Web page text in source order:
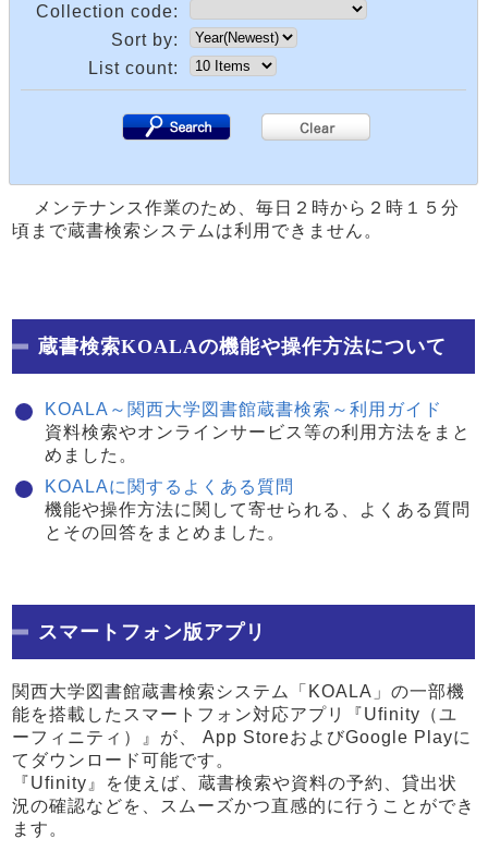
Collection code:
Sort by:
List count:
メンテナンス作業のため、毎日２時から２時１５分
頃まで蔵書検索システムは利用できません。
蔵書検索KOALAの機能や操作方法について
KOALA～関西大学図書館蔵書検索～利用ガイド
資料検索やオンラインサービス等の利用方法をまと
めました。
KOALAに関するよくある質問
機能や操作方法に関して寄せられる、よくある質問
とその回答をまとめました。
スマートフォン版アプリ
関西大学図書館蔵書検索システム「KOALA」の一部機
能を搭載したスマートフォン対応アプリ『Ufinity（ユ
ーフィニティ）』が、 App StoreおよびGoogle Playに
てダウンロード可能です。
『Ufinity』を使えば、蔵書検索や資料の予約、貸出状
況の確認などを、スムーズかつ直感的に行うことができ
ます。